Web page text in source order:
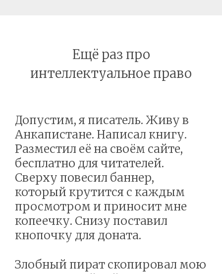
Ещё раз про
интеллектуальное право
Допустим, я писатель. Живу в
Анкапистане. Написал книгу.
Разместил её на своём сайте,
бесплатно для читателей.
Сверху повесил баннер,
который крутится с каждым
просмотром и приносит мне
копеечку. Снизу поставил
кнопочку для доната.
Злобный пират скопировал мою